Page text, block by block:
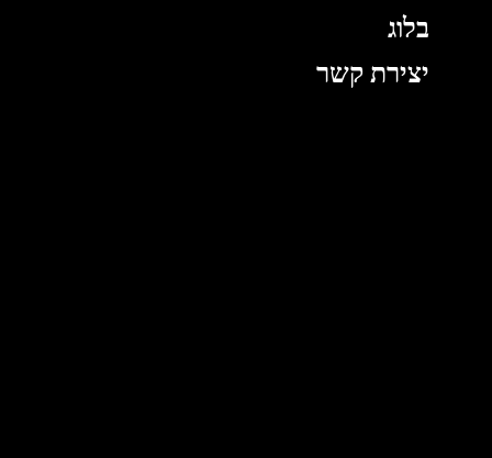
בלוג
יצירת קשר